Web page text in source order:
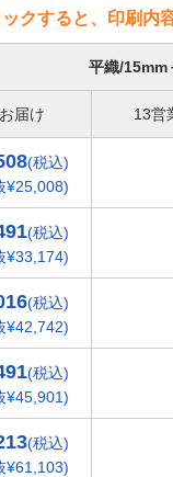
クすると、印刷内
平織/15mm
届け 13営
(税込)
¥25,008)
(税込)
¥33,174)
(税込)
¥42,742)
(税込)
¥45,901)
(税込)
¥61,103)